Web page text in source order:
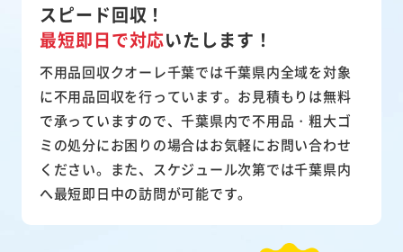
スピード回収！
最短即日で対応いたします！
不用品回収クオーレ千葉では千葉県内全域を対象
に不用品回収を行っています。お見積もりは無料
で承っていますので、千葉県内で不用品・粗大ゴ
ミの処分にお困りの場合はお気軽にお問い合わせ
ください。また、スケジュール次第では千葉県内
へ最短即日中の訪問が可能です。